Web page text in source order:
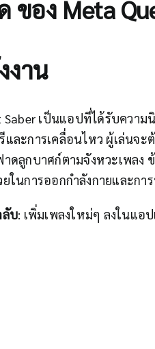
ของ Meta
งาน
Saber เป็นแอปที่ได้รับความ
และการเคลื่อนไหว ผู้เล่นจะ
าดลูกบาศก์ตามจังหวะเพลง
ยในการออกกำลังกายและก
ลับ: เพิ่มเพลงใหม่ๆ ลงในแอ